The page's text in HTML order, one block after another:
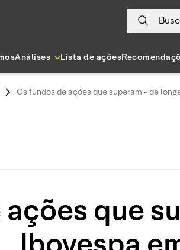
Análises Lista de ações
Os fundos de ações que superam - de
que